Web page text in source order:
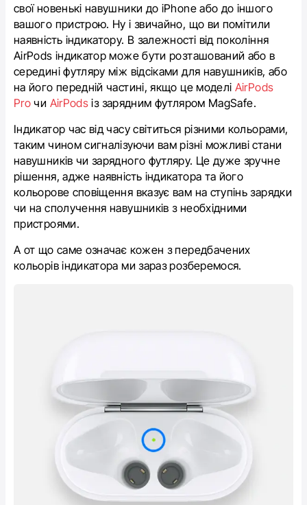
свої новенькі навушники до iPhone або до іншого
вашого пристрою. Ну і звичайно, що ви помітили
наявність індикатору. В залежності від покоління
AirPods індикатор може бути розташований або в
середині футляру між відсіками для навушників, або
на його передній частині, якщо це моделі AirPods
Pro чи AirPods із зарядним футляром MagSafe.
Індикатор час від часу світиться різними кольорами,
таким чином сигналізуючи вам різні можливі стани
навушників чи зарядного футляру. Це дуже зручне
рішення, адже наявність індикатора та його
кольорове сповіщення вказує вам на ступінь зарядки
чи на сполучення навушників з необхідними
пристроями.
А от що саме означає кожен з передбачених
кольорів індикатора ми зараз розберемося.